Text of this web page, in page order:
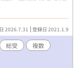
！？ ただいま絶賛
餌付けしたら、何
愛経験無いのにどう
子供たちに囲まれて
稿しながら配信
。 改稿したら1話
いと思います。
2026.7.31 登録日 2021.1.9
総受
複数